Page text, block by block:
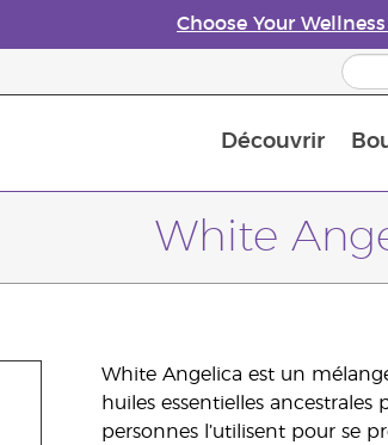
Choose Your
Découvrir
White
White Angelica est un
huiles essentielles
personnes l’utilisent pour se